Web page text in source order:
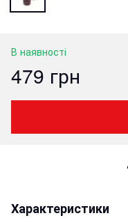
В наявності
479 грн
Характеристики